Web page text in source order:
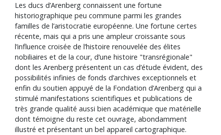
Les ducs d’Arenberg connaissent une fortune
historiographique peu commune parmi les grandes
familles de l’aristocratie européenne. Une fortune certes
récente, mais qui a pris une ampleur croissante sous
l’influence croisée de l’histoire renouvelée des élites
nobiliaires et de la cour, d’une histoire "transrégionale"
dont les Arenberg présentent un cas d’étude évident, des
possibilités infinies de fonds d’archives exceptionnels et
enfin du soutien appuyé de la Fondation d’Arenberg qui a
stimulé manifestations scientifiques et publications de
très grande qualité aussi bien académique que matérielle
dont témoigne du reste cet ouvrage, abondamment
illustré et présentant un bel appareil cartographique.